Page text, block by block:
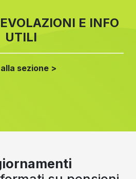
E INFO
UTILI
sezione >